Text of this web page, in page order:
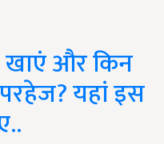
खाएं और किन
यहां इस